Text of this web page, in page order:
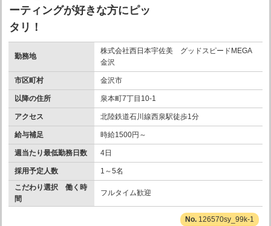
ーティングが好きな方にピッ
タリ！
勤務地
株式会社西日本宇佐美 グッドスピードMEGA
金沢
市区町村 金沢市
以降の住所 泉本町7丁目10-1
アクセス 北陸鉄道石川線西泉駅徒歩1分
給与補足 時給1500円～
週当たり最低勤務日数 4日
採用予定人数
1～5名
こだわり選択 働く時
間
フルタイム歓迎
126570sy_99k-1